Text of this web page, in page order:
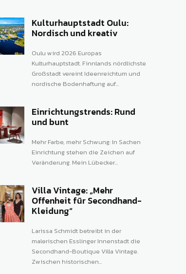
Kulturhauptstadt Oulu:
Nordisch und kreativ
Oulu wird 2026 Europas
Kulturhauptstadt. Finnlands nördlichste
Großstadt vereint Ideenreichtum und
nordische Bodenhaftung auf...
Einrichtungstrends: Rund
und bunt
Mehr Farbe, mehr Schwung: In Sachen
Einrichtung stehen die Zeichen auf
Veränderung. Mein Lübecker...
Villa Vintage: „Mehr
Offenheit für Secondhand-
Kleidung“
Larissa Schmidt betreibt in der
malerischen Esslinger Innenstadt die
Secondhand-Boutique Villa Vintage.
Zwischen historischen...